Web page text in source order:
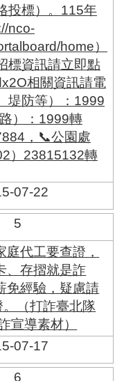
投標）。115年
nco-
home）
標資訊請立即點
相關資訊請電
堤防等）：1999
）：1999轉
，📞公園處
）23815132轉
07-22
5
庭代工要查證，
、存摺就是詐
免經驗，疑慮請
（打詐臺北隊
宣導素材）
07-17
6